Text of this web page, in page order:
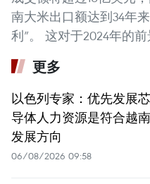
南大米出口额达到34年
利”。 这对于2024年的
更多
以色列专家：优先发展
导体人力资源是符合越
发展方向
06/08/2026 09:58